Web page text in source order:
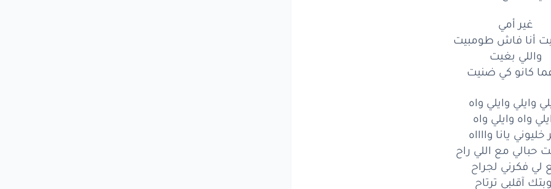
نعيشو
بعيدع passé
بعيدع الناس
غير
أمي
أنافاشطومبيت
بغيت
كانوكيضنيت
غير أمي
أنا فاش طومبيت
واللي بغيت
كانو كي ضنيت
وايلي وايلي واه
واه وايلي واه
خليوني يانا وااااه
مع اللي راح
لي فكرني لجراح
آقلبي ترتاح